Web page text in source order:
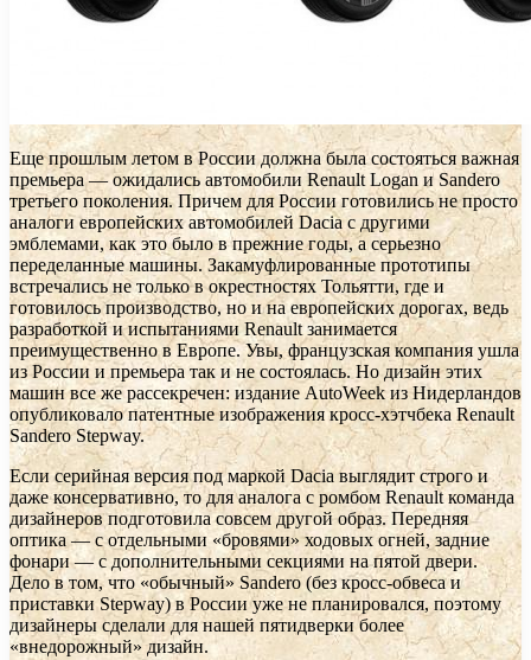
Еще прошлым летом в России должна была состояться важная
премьера — ожидались автомобили Renault Logan и Sandero
третьего поколения. Причем для России готовились не просто
аналоги европейских автомобилей Dacia с другими
эмблемами, как это было в прежние годы, а серьезно
переделанные машины. Закамуфлированные прототипы
встречались не только в окрестностях Тольятти, где и
готовилось производство, но и на европейских дорогах, ведь
разработкой и испытаниями Renault занимается
преимущественно в Европе. Увы, французская компания ушла
из России и премьера так и не состоялась. Но дизайн этих
машин все же рассекречен: издание AutoWeek из Нидерландов
опубликовало патентные изображения кросс-хэтчбека Renault
Sandero Stepway.
Если серийная версия под маркой Dacia выглядит строго и
даже консервативно, то для аналога с ромбом Renault команда
дизайнеров подготовила совсем другой образ. Передняя
оптика — с отдельными «бровями» ходовых огней, задние
фонари — с дополнительными секциями на пятой двери.
Дело в том, что «обычный» Sandero (без кросс-обвеса и
приставки Stepway) в России уже не планировался, поэтому
дизайнеры сделали для нашей пятидверки более
«внедорожный» дизайн.